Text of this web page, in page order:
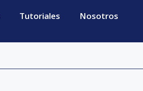
Tutoriales Nosotros